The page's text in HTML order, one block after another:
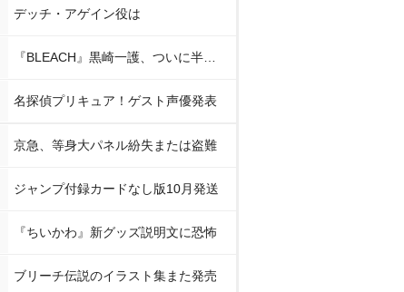
デッチ・アゲイン役は
名探偵プリキュア！ゲスト声優発表
京急、等身大パネル紛失または盗難
ジャンプ付録カードなし版10月発送
『ちいかわ』新グッズ説明文に恐怖
ブリーチ伝説のイラスト集また発売